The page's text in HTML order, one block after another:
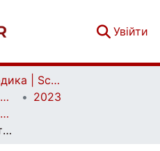
Увійти
Наукова періодика | Scientific periodicals
Конструктивна географія та раціональне використання природних ресурсів | Constructive geography and rational use of natural resources
2023
Конструктивна географія та раціональне використання природних ресурсів. Випуск 3, № 2
Історичний контекст та розвиток Шацького національного парку: сучасний вимір